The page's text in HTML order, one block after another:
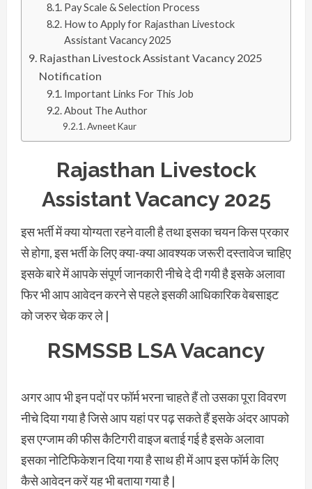
Pay Scale & Selection Process
How to Apply for Rajasthan Livestock
Assistant Vacancy 2025
Rajasthan Livestock Assistant Vacancy 2025
Notification
Important Links For This Job
About The Author
Avneet Kaur
Rajasthan Livestock
Assistant Vacancy 2025
इस भर्ती में क्या योग्यता रहने वाली है तथा इसका चयन किस प्रकार
से होगा, इस भर्ती के लिए क्या-क्या आवश्यक जरूरी दस्तावेज चाहिए
इसके बारे में आपके संपूर्ण जानकारी नीचे दे दी गयी है इसके अलावा
फिर भी आप आवेदन करने से पहले इसकी आधिकारिक वेबसाइट
को जरुर चेक कर ले |
RSMSSB LSA Vacancy
अगर आप भी इन पदों पर फॉर्म भरना चाहते हैं तो उसका पूरा विवरण
नीचे दिया गया है जिसे आप यहां पर पढ़ सकते हैं इसके अंदर आपको
इस एग्जाम की फीस कैटिगरी वाइज बताई गई है इसके अलावा
इसका नोटिफिकेशन दिया गया है साथ ही में आप इस फॉर्म के लिए
कैसे आवेदन करें यह भी बताया गया है |